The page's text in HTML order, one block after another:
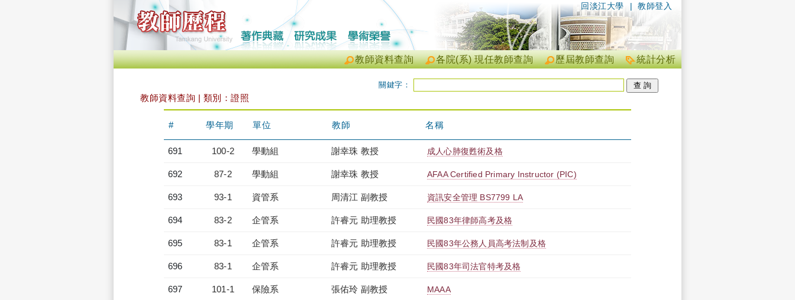
| 教師登入
回淡江大學
統計分析
歷屆教師查詢
各院(系) 現任教師查詢
教師資料查詢
關鍵字：
教師資料查詢 | 類別：證照
# 學年期 單位 教師 名稱
691 100-2 學動組 謝幸珠 教授 成人心肺復甦術及格
692 87-2 學動組 謝幸珠 教授 AFAA Certified Primary Instructor (PIC)
693 93-1 資管系 周清江 副教授 資訊安全管理 BS7799 LA
694 83-2 企管系 許睿元 助理教授 民國83年律師高考及格
695 83-1 企管系 許睿元 助理教授 民國83年公務人員高考法制及格
696 83-1 企管系 許睿元 助理教授 民國83年司法官特考及格
697 101-1 保險系 張佑玲 副教授 MAAA